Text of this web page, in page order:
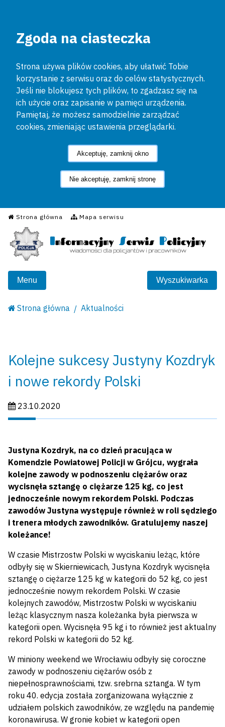
Zgoda na ciasteczka
Strona używa plików cookies, aby ułatwić Tobie
korzystanie z serwisu oraz do celów statystycznych.
Jeśli nie blokujesz tych plików, to zgadzasz się na
ich użycie oraz zapisanie w pamięci urządzenia.
Pamiętaj, że możesz samodzielnie zarządzać
cookies, zmieniając ustawienia przeglądarki.
Akceptuję, zamknij okno
Nie akceptuję, zamknij stronę
Strona główna Mapa serwisu
Informacyjny Serwis
Menu Wyszukiwarka
Strona główna Aktualności
Kolejne sukcesy Justyny Kozdryk
i nowe rekordy Polski
Data publikacji:
23.10.2020
Justyna Kozdryk, na co dzień pracująca w
Komendzie Powiatowej Policji w Grójcu, wygrała
kolejne zawody w podnoszeniu ciężarów oraz
wycisnęła sztangę o ciężarze 125 kg, co jest
jednocześnie nowym rekordem Polski. Podczas
zawodów Justyna występuje również w roli sędziego
i trenera młodych zawodników. Gratulujemy naszej
koleżance!
W czasie Mistrzostw Polski w wyciskaniu leżąc, które
odbyły się w Skierniewicach, Justyna Kozdryk wycisnęła
sztangę o ciężarze 125 kg w kategorii do 52 kg, co jest
jednocześnie nowym rekordem Polski. W czasie
kolejnych zawodów, Mistrzostw Polski w wyciskaniu
leżąc klasycznym nasza koleżanka była pierwsza w
kategorii open. Wycisnęła 95 kg i to również jest aktualny
rekord Polski w kategorii do 52 kg.
W miniony weekend we Wrocławiu odbyły się coroczne
zawody w podnoszeniu ciężarów osób z
niepełnosprawnościami, tzw. srebrna sztanga. W tym
roku 40. edycja została zorganizowana wyłącznie z
udziałem polskich zawodników, ze względu na pandemię
koronawirusa. W gronie kobiet w kategorii open